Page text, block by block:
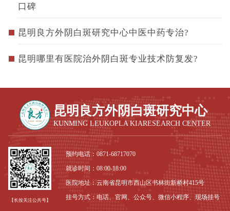
口碑
昆明良方外阴白斑研究中心中医中药专治?
昆明哪里有医院治外阴白斑专业技术防复发?
昆明良方外阴白斑研究中心
KUNMING LEUKOPLA KIARESEARCH CENTER
【长按关注公共号】
预约电话：0871-68717070
就诊时间：08:00-18:00
医院地址：云南省昆明市西山区书林街新桥村415号
挂号方式：电话、官网、公众号、微信小程序、现场挂号